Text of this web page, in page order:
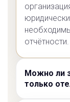
отчётности.
Можно ли
только